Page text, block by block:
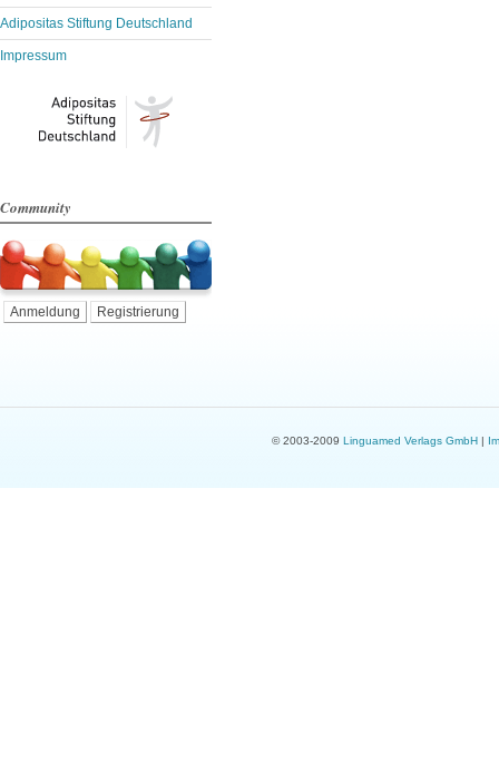
Adipositas Stiftung Deutschland
Impressum
Community
Anmeldung Registrierung
© 2003-2009 Linguamed Verlags GmbH|